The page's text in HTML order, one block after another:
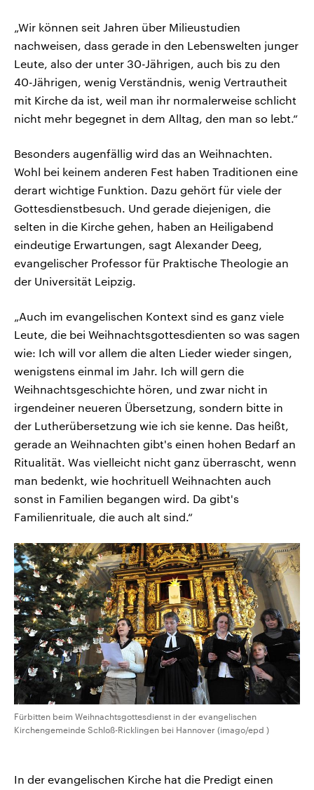
„Wir können seit Jahren über Milieustudien
nachweisen, dass gerade in den Lebenswelten junger
Leute, also der unter 30-Jährigen, auch bis zu den
40-Jährigen, wenig Verständnis, wenig Vertrautheit
mit Kirche da ist, weil man ihr normalerweise schlicht
nicht mehr begegnet in dem Alltag, den man so lebt.“
Besonders augenfällig wird das an Weihnachten.
Wohl bei keinem anderen Fest haben Traditionen eine
derart wichtige Funktion. Dazu gehört für viele der
Gottesdienstbesuch. Und gerade diejenigen, die
selten in die Kirche gehen, haben an Heiligabend
eindeutige Erwartungen, sagt Alexander Deeg,
evangelischer Professor für Praktische Theologie an
der Universität Leipzig.
„Auch im evangelischen Kontext sind es ganz viele
Leute, die bei Weihnachtsgottesdienten so was sagen
wie: Ich will vor allem die alten Lieder wieder singen,
wenigstens einmal im Jahr. Ich will gern die
Weihnachtsgeschichte hören, und zwar nicht in
irgendeiner neueren Übersetzung, sondern bitte in
der Lutherübersetzung wie ich sie kenne. Das heißt,
gerade an Weihnachten gibt's einen hohen Bedarf an
Ritualität. Was vielleicht nicht ganz überrascht, wenn
man bedenkt, wie hochrituell Weihnachten auch
sonst in Familien begangen wird. Da gibt's
Familienrituale, die auch alt sind.“
Fürbitten beim Weihnachtsgottesdienst in der evangelischen
Kirchengemeinde Schloß-Ricklingen bei Hannover (imago/epd )
In der evangelischen Kirche hat die Predigt einen